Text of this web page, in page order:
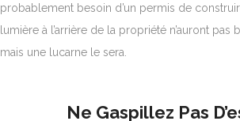
probablement besoin d’un permis de
lumière à l’arrière de la propriété n’auront pas
mais une lucarne le sera.
Ne Gaspillez Pas